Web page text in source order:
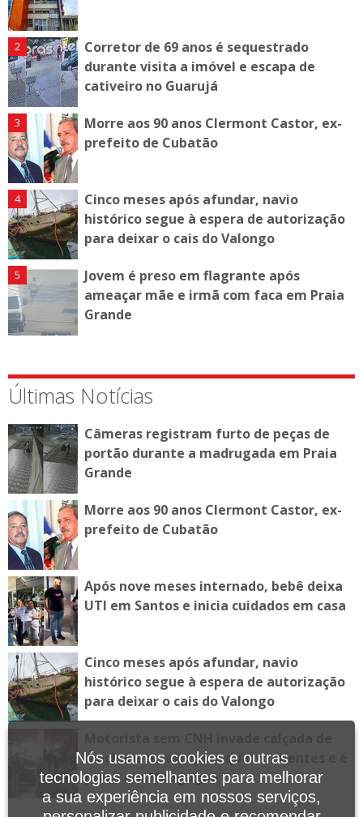
Corretor de 69 anos é sequestrado
durante visita a imóvel e escapa de
cativeiro no Guarujá
Morre aos 90 anos Clermont Castor, ex-
prefeito de Cubatão
Cinco meses após afundar, navio
histórico segue à espera de autorização
para deixar o cais do Valongo
Jovem é preso em flagrante após
ameaçar mãe e irmã com faca em Praia
Grande
Últimas Notícias
Câmeras registram furto de peças de
portão durante a madrugada em Praia
Grande
Morre aos 90 anos Clermont Castor, ex-
prefeito de Cubatão
Após nove meses internado, bebê deixa
UTI em Santos e inicia cuidados em casa
Cinco meses após afundar, navio
histórico segue à espera de autorização
para deixar o cais do Valongo
lanchonete, atropela quatro clientes e é
preso em Mongaguá
Nós usamos cookies e outras
tecnologias semelhantes para melhorar
a sua experiência em nossos serviços,